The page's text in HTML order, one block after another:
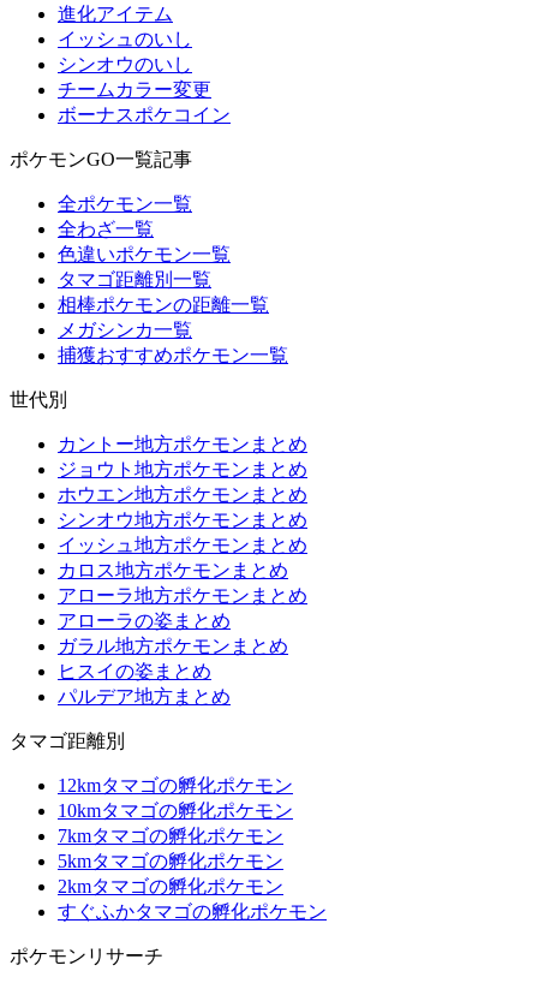
進化アイテム
イッシュのいし
シンオウのいし
チームカラー変更
ボーナスポケコイン
ポケモンGO一覧記事
全ポケモン一覧
全わざ一覧
色違いポケモン一覧
タマゴ距離別一覧
相棒ポケモンの距離一覧
メガシンカ一覧
捕獲おすすめポケモン一覧
世代別
カントー地方ポケモンまとめ
ジョウト地方ポケモンまとめ
ホウエン地方ポケモンまとめ
シンオウ地方ポケモンまとめ
イッシュ地方ポケモンまとめ
カロス地方ポケモンまとめ
アローラ地方ポケモンまとめ
アローラの姿まとめ
ガラル地方ポケモンまとめ
ヒスイの姿まとめ
パルデア地方まとめ
タマゴ距離別
12kmタマゴの孵化ポケモン
10kmタマゴの孵化ポケモン
7kmタマゴの孵化ポケモン
5kmタマゴの孵化ポケモン
2kmタマゴの孵化ポケモン
すぐふかタマゴの孵化ポケモン
ポケモンリサーチ